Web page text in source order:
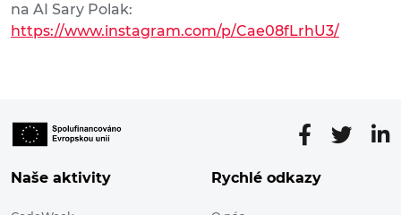
na AI Sary Polak:
https://www.instagram.com/p/Cae08fLrhU3/
Naše aktivity Rychlé odkazy